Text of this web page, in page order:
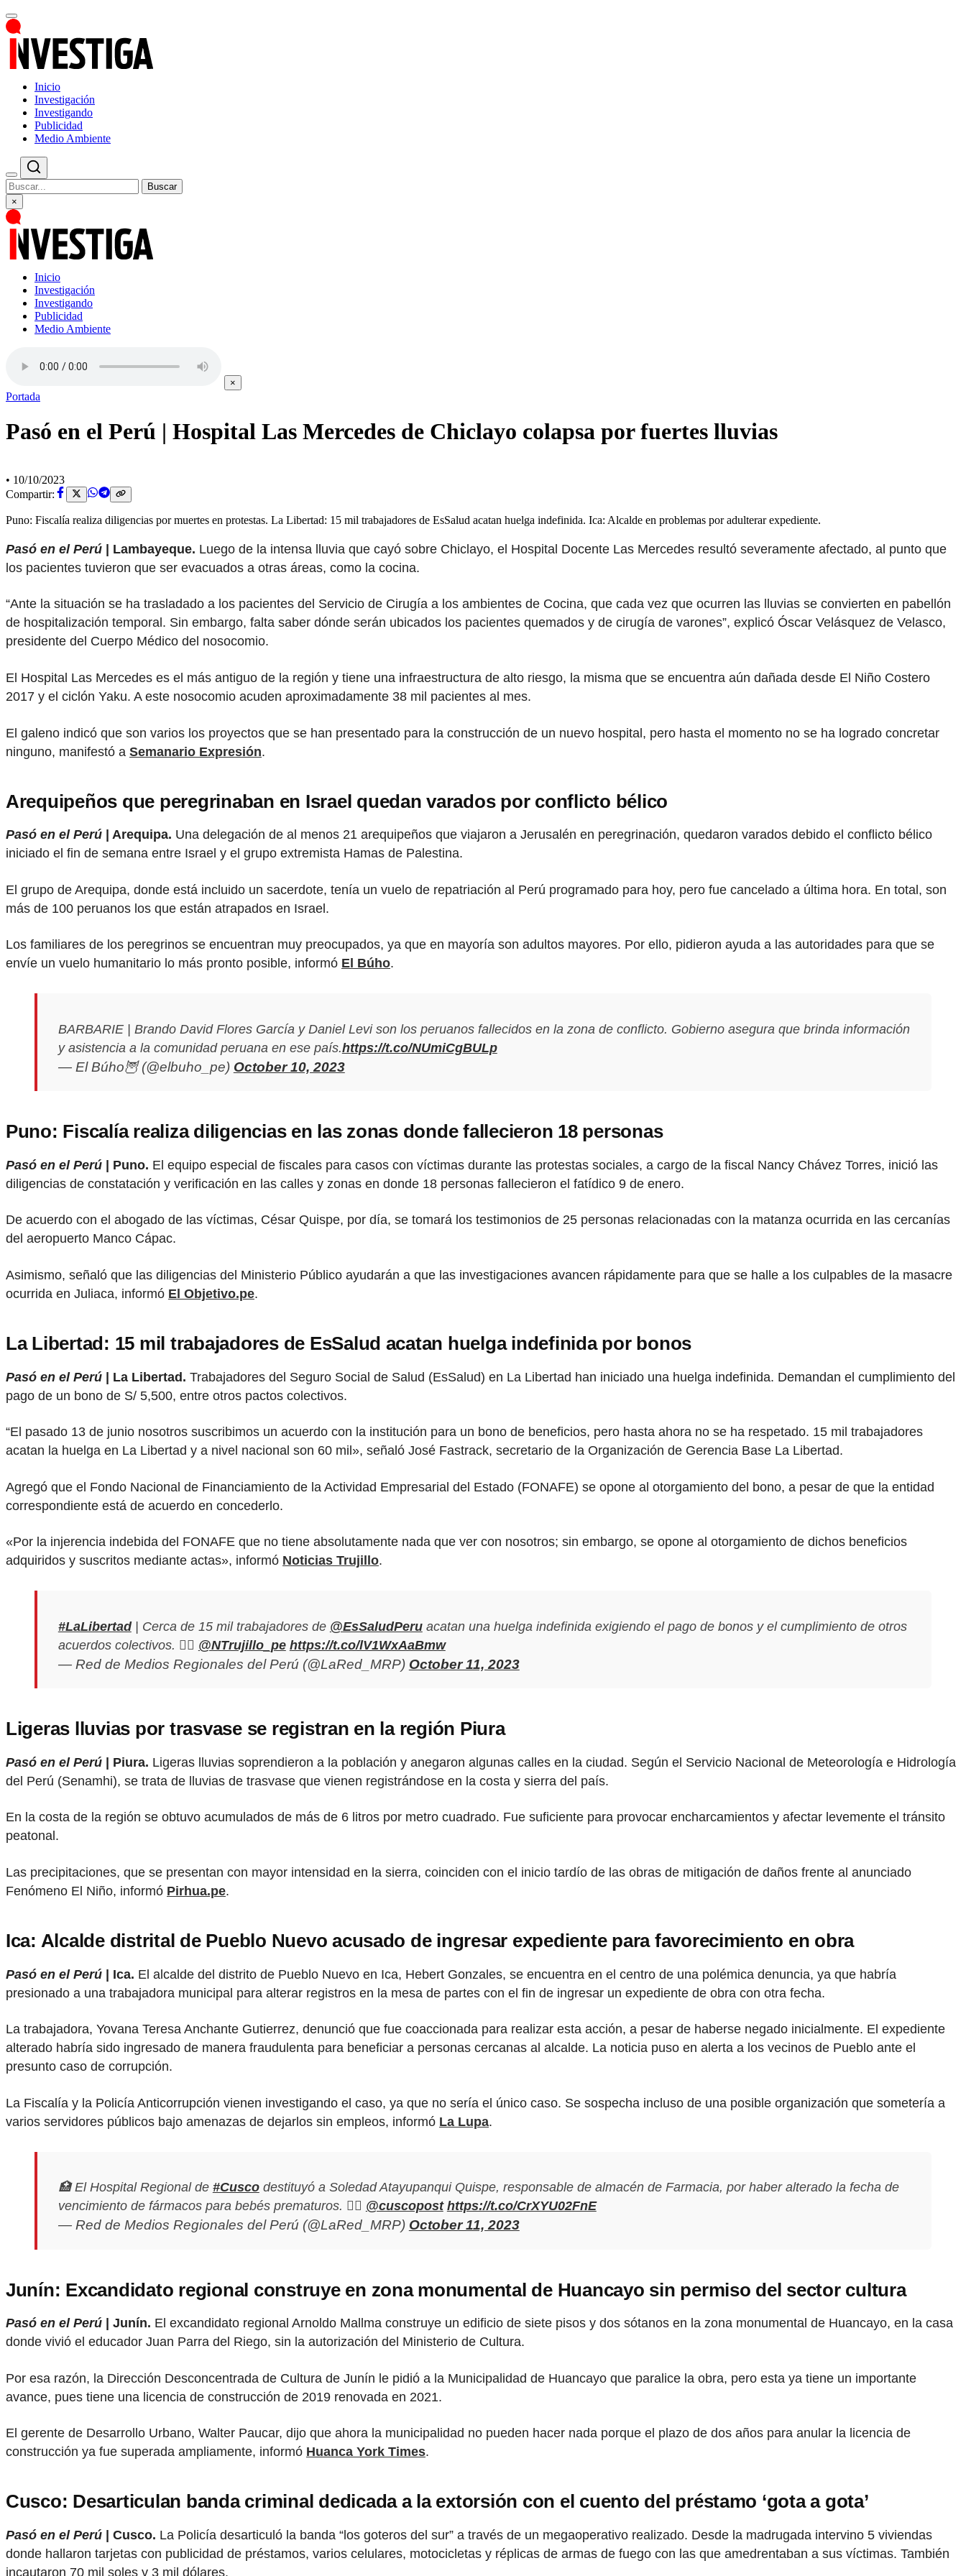
Inicio
Investigación
Investigando
Publicidad
Medio Ambiente
Buscar
×
Inicio
Investigación
Investigando
Publicidad
Medio Ambiente
×
Portada
Pasó en el Perú | Hospital Las Mercedes de Chiclayo colapsa por fuertes lluvias
• 10/10/2023
Compartir:
Puno: Fiscalía realiza diligencias por muertes en protestas. La Libertad: 15 mil trabajadores de EsSalud acatan huelga indefinida. Ica: Alcalde en problemas por adulterar expediente.
Pasó en el Perú | Lambayeque. Luego de la intensa lluvia que cayó sobre Chiclayo, el Hospital Docente Las Mercedes resultó severamente afectado, al punto que
los pacientes tuvieron que ser evacuados a otras áreas, como la cocina.
“Ante la situación se ha trasladado a los pacientes del Servicio de Cirugía a los ambientes de Cocina, que cada vez que ocurren las lluvias se convierten en pabellón
de hospitalización temporal. Sin embargo, falta saber dónde serán ubicados los pacientes quemados y de cirugía de varones”, explicó Óscar Velásquez de Velasco,
presidente del Cuerpo Médico del nosocomio.
El Hospital Las Mercedes es el más antiguo de la región y tiene una infraestructura de alto riesgo, la misma que se encuentra aún dañada desde El Niño Costero
2017 y el ciclón Yaku. A este nosocomio acuden aproximadamente 38 mil pacientes al mes.
El galeno indicó que son varios los proyectos que se han presentado para la construcción de un nuevo hospital, pero hasta el momento no se ha logrado concretar
ninguno, manifestó a Semanario Expresión.
Arequipeños que peregrinaban en Israel quedan varados por conflicto bélico
Pasó en el Perú | Arequipa. Una delegación de al menos 21 arequipeños que viajaron a Jerusalén en peregrinación, quedaron varados debido el conflicto bélico
iniciado el fin de semana entre Israel y el grupo extremista Hamas de Palestina.
El grupo de Arequipa, donde está incluido un sacerdote, tenía un vuelo de repatriación al Perú programado para hoy, pero fue cancelado a última hora. En total, son
más de 100 peruanos los que están atrapados en Israel.
Los familiares de los peregrinos se encuentran muy preocupados, ya que en mayoría son adultos mayores. Por ello, pidieron ayuda a las autoridades para que se
envíe un vuelo humanitario lo más pronto posible, informó El Búho.
BARBARIE | Brando David Flores García y Daniel Levi son los peruanos fallecidos en la zona de conflicto. Gobierno asegura que brinda información
y asistencia a la comunidad peruana en ese país.https://t.co/NUmiCgBULp
— El Búho🦉 (@elbuho_pe) October 10, 2023
Puno: Fiscalía realiza diligencias en las zonas donde fallecieron 18 personas
Pasó en el Perú | Puno. El equipo especial de fiscales para casos con víctimas durante las protestas sociales, a cargo de la fiscal Nancy Chávez Torres, inició las
diligencias de constatación y verificación en las calles y zonas en donde 18 personas fallecieron el fatídico 9 de enero.
De acuerdo con el abogado de las víctimas, César Quispe, por día, se tomará los testimonios de 25 personas relacionadas con la matanza ocurrida en las cercanías
del aeropuerto Manco Cápac.
Asimismo, señaló que las diligencias del Ministerio Público ayudarán a que las investigaciones avancen rápidamente para que se halle a los culpables de la masacre
ocurrida en Juliaca, informó El Objetivo.pe.
La Libertad: 15 mil trabajadores de EsSalud acatan huelga indefinida por bonos
Pasó en el Perú | La Libertad. Trabajadores del Seguro Social de Salud (EsSalud) en La Libertad han iniciado una huelga indefinida. Demandan el cumplimiento del
pago de un bono de S/ 5,500, entre otros pactos colectivos.
“El pasado 13 de junio nosotros suscribimos un acuerdo con la institución para un bono de beneficios, pero hasta ahora no se ha respetado. 15 mil trabajadores
acatan la huelga en La Libertad y a nivel nacional son 60 mil», señaló José Fastrack, secretario de la Organización de Gerencia Base La Libertad.
Agregó que el Fondo Nacional de Financiamiento de la Actividad Empresarial del Estado (FONAFE) se opone al otorgamiento del bono, a pesar de que la entidad
correspondiente está de acuerdo en concederlo.
«Por la injerencia indebida del FONAFE que no tiene absolutamente nada que ver con nosotros; sin embargo, se opone al otorgamiento de dichos beneficios
adquiridos y suscritos mediante actas», informó Noticias Trujillo.
#LaLibertad| Cerca de 15 mil trabajadores de @EsSaludPeruacatan una huelga indefinida exigiendo el pago de bonos y el cumplimiento de otros
acuerdos colectivos. ✍🏼 @NTrujillo_pe https://t.co/lV1WxAaBmw
— Red de Medios Regionales del Perú (@LaRed_MRP) October 11, 2023
Ligeras lluvias por trasvase se registran en la región Piura
Pasó en el Perú | Piura. Ligeras lluvias soprendieron a la población y anegaron algunas calles en la ciudad. Según el Servicio Nacional de Meteorología e Hidrología
del Perú (Senamhi), se trata de lluvias de trasvase que vienen registrándose en la costa y sierra del país.
En la costa de la región se obtuvo acumulados de más de 6 litros por metro cuadrado. Fue suficiente para provocar encharcamientos y afectar levemente el tránsito
peatonal.
Las precipitaciones, que se presentan con mayor intensidad en la sierra, coinciden con el inicio tardío de las obras de mitigación de daños frente al anunciado
Fenómeno El Niño, informó Pirhua.pe.
Ica: Alcalde distrital de Pueblo Nuevo acusado de ingresar expediente para favorecimiento en obra
Pasó en el Perú | Ica. El alcalde del distrito de Pueblo Nuevo en Ica, Hebert Gonzales, se encuentra en el centro de una polémica denuncia, ya que habría
presionado a una trabajadora municipal para alterar registros en la mesa de partes con el fin de ingresar un expediente de obra con otra fecha.
La trabajadora, Yovana Teresa Anchante Gutierrez, denunció que fue coaccionada para realizar esta acción, a pesar de haberse negado inicialmente. El expediente
alterado habría sido ingresado de manera fraudulenta para beneficiar a personas cercanas al alcalde. La noticia puso en alerta a los vecinos de Pueblo ante el
presunto caso de corrupción.
La Fiscalía y la Policía Anticorrupción vienen investigando el caso, ya que no sería el único caso. Se sospecha incluso de una posible organización que sometería a
varios servidores públicos bajo amenazas de dejarlos sin empleos, informó La Lupa.
🏥 El Hospital Regional de #Cuscodestituyó a Soledad Atayupanqui Quispe, responsable de almacén de Farmacia, por haber alterado la fecha de
vencimiento de fármacos para bebés prematuros. ✍🏼 @cuscopost https://t.co/CrXYU02FnE
— Red de Medios Regionales del Perú (@LaRed_MRP) October 11, 2023
Junín: Excandidato regional construye en zona monumental de Huancayo sin permiso del sector cultura
Pasó en el Perú | Junín. El excandidato regional Arnoldo Mallma construye un edificio de siete pisos y dos sótanos en la zona monumental de Huancayo, en la casa
donde vivió el educador Juan Parra del Riego, sin la autorización del Ministerio de Cultura.
Por esa razón, la Dirección Desconcentrada de Cultura de Junín le pidió a la Municipalidad de Huancayo que paralice la obra, pero esta ya tiene un importante
avance, pues tiene una licencia de construcción de 2019 renovada en 2021.
El gerente de Desarrollo Urbano, Walter Paucar, dijo que ahora la municipalidad no pueden hacer nada porque el plazo de dos años para anular la licencia de
construcción ya fue superada ampliamente, informó Huanca York Times.
Cusco: Desarticulan banda criminal dedicada a la extorsión con el cuento del préstamo ‘gota a gota’
Pasó en el Perú | Cusco. La Policía desarticuló la banda “los goteros del sur” a través de un megaoperativo realizado. Desde la madrugada intervino 5 viviendas
donde hallaron tarjetas con publicidad de préstamos, varios celulares, motocicletas y réplicas de armas de fuego con las que amedrentaban a sus víctimas. También
incautaron 70 mil soles y 3 mil dólares.